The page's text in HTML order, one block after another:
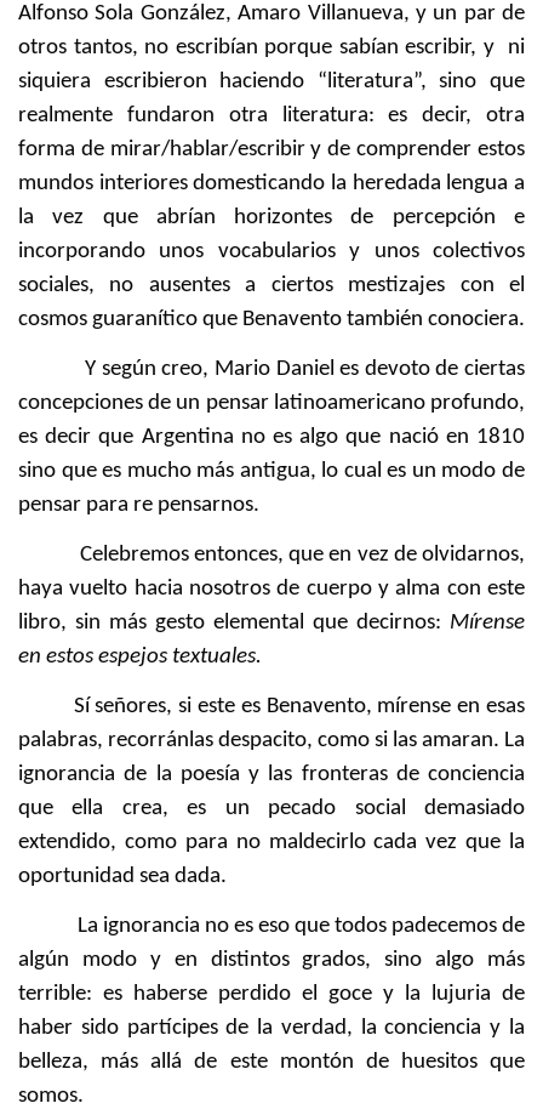
Alfonso Sola González, Amaro Villanueva, y un par de
otros tantos, no escribían porque sabían escribir, y ni
siquiera escribieron haciendo “literatura”, sino que
realmente fundaron otra literatura: es decir, otra
forma de mirar/hablar/escribir y de comprender estos
mundos interiores domesticando la heredada lengua a
la vez que abrían horizontes de percepción e
incorporando unos vocabularios y unos colectivos
sociales, no ausentes a ciertos mestizajes con el
cosmos guaranítico que Benavento también conociera.
Y según creo, Mario Daniel es devoto de ciertas
concepciones de un pensar latinoamericano profundo,
es decir que Argentina no es algo que nació en 1810
sino que es mucho más antigua, lo cual es un modo de
pensar para re pensarnos.
Celebremos entonces, que en vez de olvidarnos,
haya vuelto hacia nosotros de cuerpo y alma con este
libro, sin más gesto elemental que decirnos: Mírense
en estos espejos textuales.
Sí señores, si este es Benavento, mírense en esas
palabras, recorránlas despacito, como si las amaran. La
ignorancia de la poesía y las fronteras de conciencia
que ella crea, es un pecado social demasiado
extendido, como para no maldecirlo cada vez que la
oportunidad sea dada.
La ignorancia no es eso que todos padecemos de
algún modo y en distintos grados, sino algo más
terrible: es haberse perdido el goce y la lujuria de
haber sido partícipes de la verdad, la conciencia y la
belleza, más allá de este montón de huesitos que
somos.